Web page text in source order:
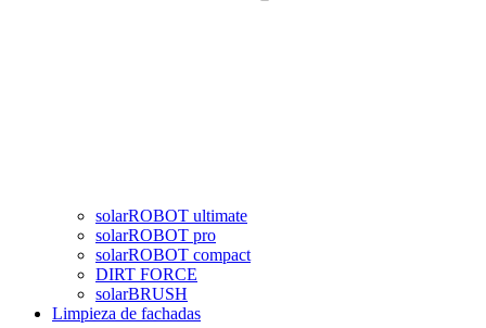
solarROBOT ultimate
solarROBOT pro
solarROBOT compact
DIRT FORCE
solarBRUSH
Limpieza de fachadas